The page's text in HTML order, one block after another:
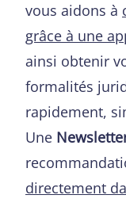
vous aidons à
grâce à une
ainsi obtenir
formalités
rapidement,
Une
directement